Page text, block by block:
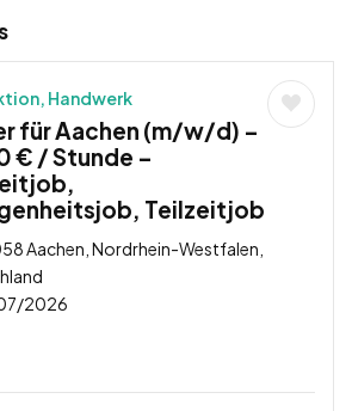
Handwerk
für Aachen (m/w/d) –
€ / Stunde –
Teilzeitjob
Aachen, Nordrhein-Westfalen,
2026